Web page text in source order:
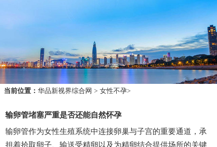
当前位置： 华品新视界综合网 > 女性不孕>
输卵管堵塞严重是否还能自然怀孕
输卵管作为女性生殖系统中连接卵巢与子宫的重要通道，承
担着拾取卵子、输送受精卵以及为精卵结合提供场所的关键